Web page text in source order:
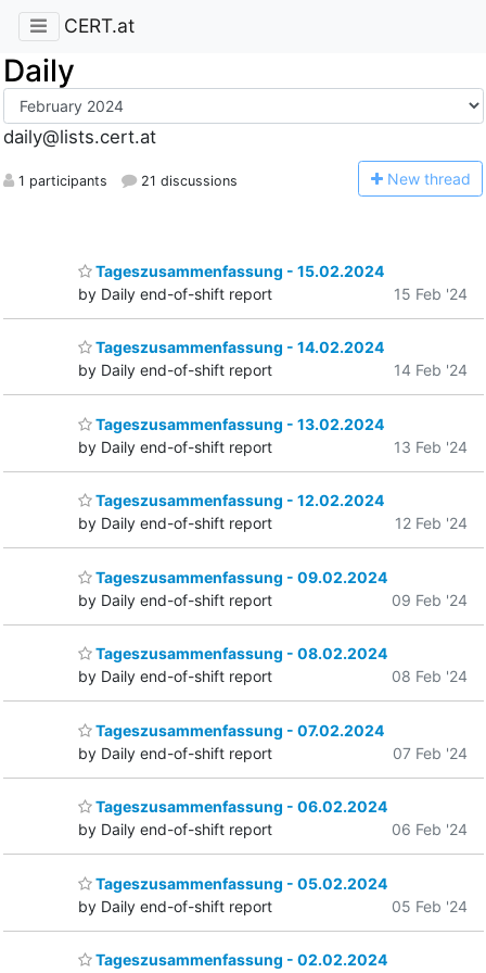
CERT.at
Daily
daily@lists.cert.at
1 participants 21 discussions New thread
Tageszusammenfassung - 15.02.2024
by Daily end-of-shift report
15 Feb '24
Tageszusammenfassung - 14.02.2024
by Daily end-of-shift report
14 Feb '24
Tageszusammenfassung - 13.02.2024
by Daily end-of-shift report
13 Feb '24
Tageszusammenfassung - 12.02.2024
by Daily end-of-shift report
12 Feb '24
Tageszusammenfassung - 09.02.2024
by Daily end-of-shift report
09 Feb '24
Tageszusammenfassung - 08.02.2024
by Daily end-of-shift report
08 Feb '24
Tageszusammenfassung - 07.02.2024
by Daily end-of-shift report
07 Feb '24
Tageszusammenfassung - 06.02.2024
by Daily end-of-shift report
06 Feb '24
Tageszusammenfassung - 05.02.2024
by Daily end-of-shift report
05 Feb '24
Tageszusammenfassung - 02.02.2024